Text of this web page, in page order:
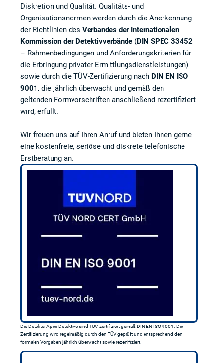
Diskretion und Qualität. Qualitäts- und
Organisationsnormen werden durch die Anerkennung
der Richtlinien desVerbandes der Internationalen
Kommission der Detektivverbände (DIN SPEC 33452
– Rahmenbedingungen und Anforderungskriterien für
die Erbringung privater Ermittlungsdienstleistungen)
sowie durch die TÜV-Zertifizierung nach DIN EN ISO
9001 , die jährlich überwacht und gemäß den
geltenden Formvorschriften anschließend rezertifiziert
wird, erfüllt.
Wir freuen uns auf Ihren Anruf und bieten Ihnen gerne
eine kostenfreie, seriöse und diskrete telefonische
Erstberatung an.
Die Detektei Apex Detektive sind TÜV-zertifiziert gemäß DIN EN ISO 9001. Die
Zertifizierung wird regelmäßig durch den TÜV geprüft und entsprechend den
formalen Vorgaben jährlich überwacht sowie rezertifiziert.